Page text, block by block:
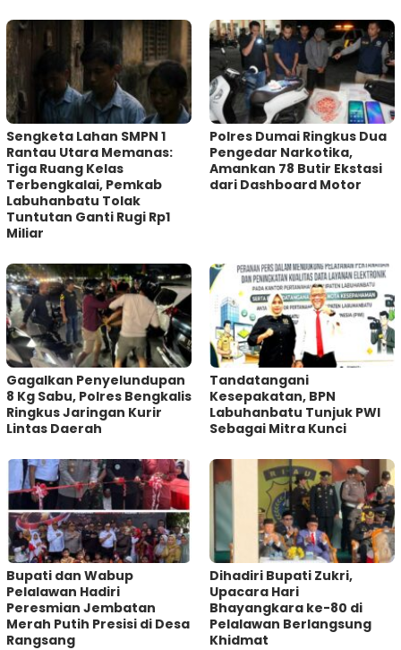
Sengketa Lahan SMPN 1
Rantau Utara Memanas:
Tiga Ruang Kelas
Terbengkalai, Pemkab
Labuhanbatu Tolak
Tuntutan Ganti Rugi Rp1
Miliar
Polres Dumai Ringkus Dua
Pengedar Narkotika,
Amankan 78 Butir Ekstasi
dari Dashboard Motor
Gagalkan Penyelundupan
8 Kg Sabu, Polres Bengkalis
Ringkus Jaringan Kurir
Lintas Daerah
Tandatangani
Kesepakatan, BPN
Labuhanbatu Tunjuk PWI
Sebagai Mitra Kunci
Bupati dan Wabup
Pelalawan Hadiri
Peresmian Jembatan
Merah Putih Presisi di Desa
Rangsang
Dihadiri Bupati Zukri,
Upacara Hari
Bhayangkara ke-80 di
Pelalawan Berlangsung
Khidmat